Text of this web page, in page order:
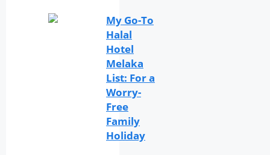
My Go-To
Halal
Hotel
Melaka
List: For a
Worry-
Free
Family
Holiday